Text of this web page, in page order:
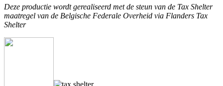
Deze productie wordt gerealiseerd met de steun van de Tax Shelter
maatregel van de Belgische Federale Overheid via Flanders Tax
Shelter